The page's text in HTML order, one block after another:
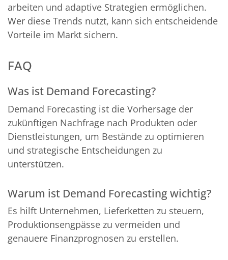
arbeiten und adaptive Strategien ermöglichen.
Wer diese Trends nutzt, kann sich entscheidende
Vorteile im Markt sichern.
FAQ
Was ist Demand Forecasting?
Demand Forecasting ist die Vorhersage der
zukünftigen Nachfrage nach Produkten oder
Dienstleistungen, um Bestände zu optimieren
und strategische Entscheidungen zu
unterstützen.
Warum ist Demand Forecasting wichtig?
Es hilft Unternehmen, Lieferketten zu steuern,
Produktionsengpässe zu vermeiden und
genauere Finanzprognosen zu erstellen.